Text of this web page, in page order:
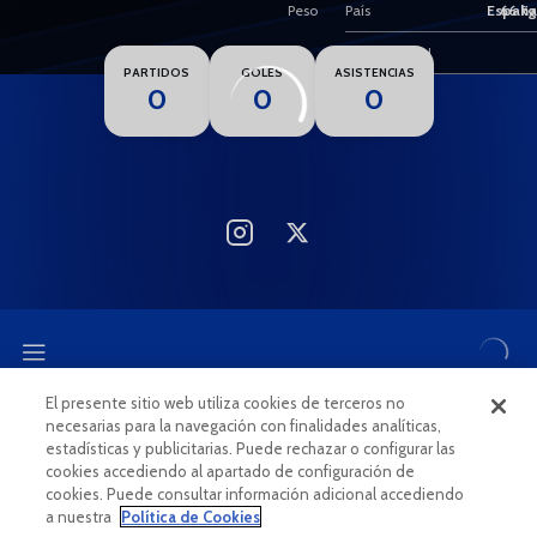
Peso 66 kg
País España
Nacionalidad
PARTIDOS
0
GOLES
0
ASISTENCIAS
0
CANAL ÉTICO
El presente sitio web utiliza cookies de terceros no
necesarias para la navegación con finalidades analíticas,
estadísticas y publicitarias. Puede rechazar o configurar las
cookies accediendo al apartado de configuración de
cookies. Puede consultar información adicional accediendo
a nuestra
Política de Cookies